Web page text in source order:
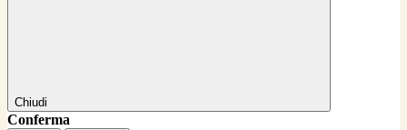
Chiudi
Conferma